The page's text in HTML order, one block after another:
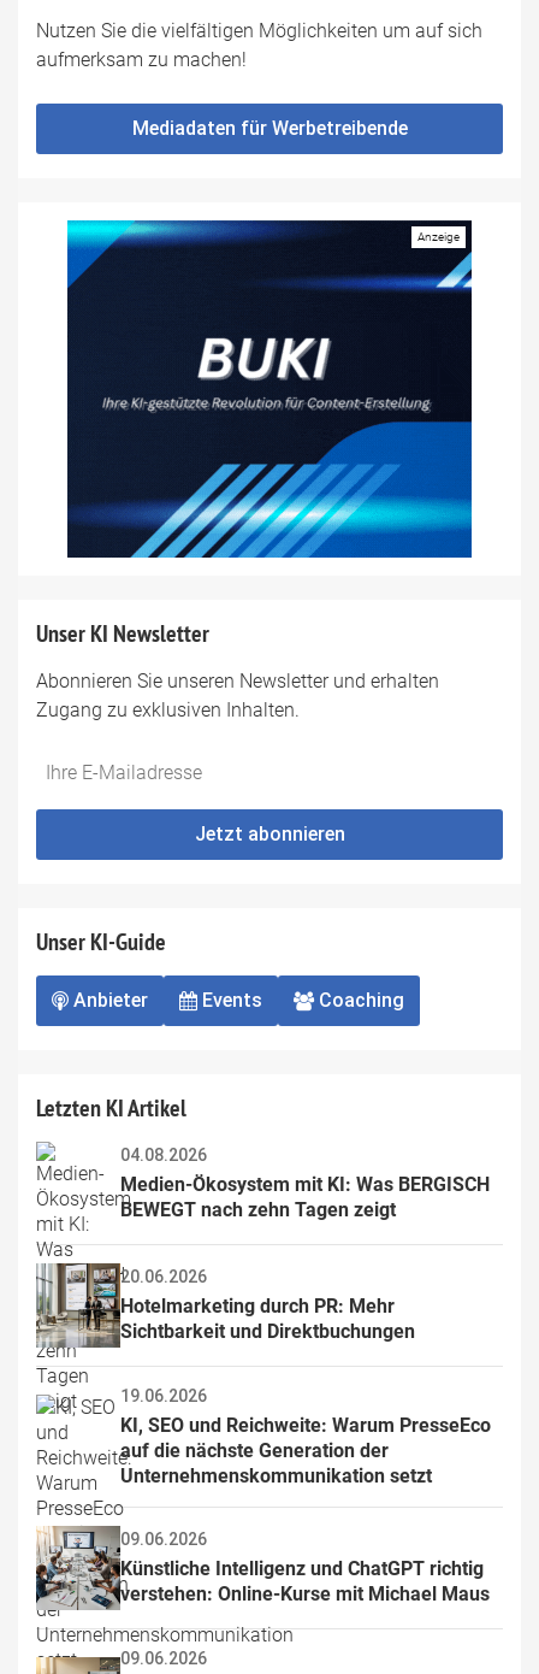
Nutzen Sie die vielfältigen Möglichkeiten um auf sich
aufmerksam zu machen!
Mediadaten für Werbetreibende
Unser KI Newsletter
Abonnieren Sie unseren Newsletter und erhalten
Zugang zu exklusiven Inhalten.
Do
fill
*Ihre
Mailadresse:
Jetzt abonnieren
Unser KI-Guide
Anbieter Events Coaching
Letzten KI Artikel
04.08.2026
Medien-Ökosystem mit KI: Was BERGISCH
BEWEGT nach zehn Tagen zeigt
20.06.2026
Hotelmarketing durch PR: Mehr
Sichtbarkeit und Direktbuchungen
19.06.2026
KI, SEO und Reichweite: Warum PresseEco
auf die nächste Generation der
Unternehmenskommunikation setzt
09.06.2026
Künstliche Intelligenz und ChatGPT richtig
verstehen: Online-Kurse mit Michael Maus
09.06.2026